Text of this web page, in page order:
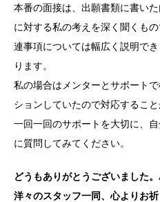
本番の面接は、出願書類に書い
に対する私の考えを深く聞くも
連事項については幅広く説明で
ります。
私の場合はメンターとサポート
ションしていたので対応すること
一回一回のサポートを大切に、
に質問してみてください。
どうもありがとうございました
洋々のスタッフ一同、心よりお祈